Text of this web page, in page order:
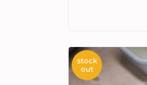
stock
out